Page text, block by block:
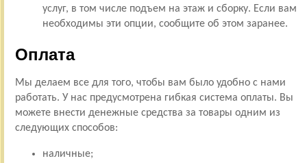
услуг, в том числе подъем на этаж и сборку. Если вам
необходимы эти опции, сообщите об этом заранее.
Оплата
Мы делаем все для того, чтобы вам было удобно с нами
работать. У нас предусмотрена гибкая система оплаты. Вы
можете внести денежные средства за товары одним из
следующих способов:
наличные;